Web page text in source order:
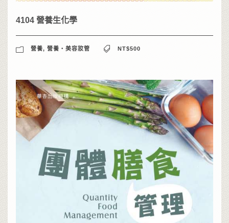
4104 營養生化學
營養, 營養‧美容妝管 NT$500